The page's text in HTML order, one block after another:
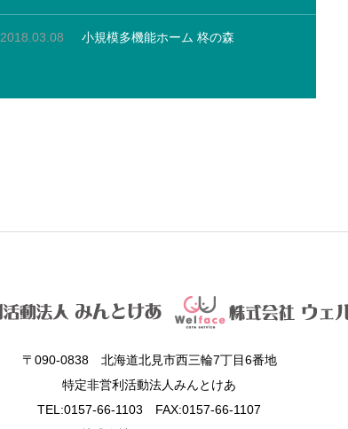
2018.03.08 小規模多機能ホーム 柊の森
〒090-0838 北海道北見市西三輪7丁目6番地
特定非営利活動法人みんとけあ
TEL:0157-66-1103 FAX:0157-66-1107